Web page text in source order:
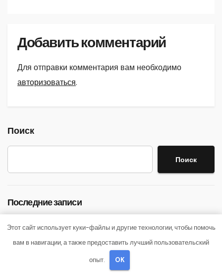
Добавить комментарий
Для отправки комментария вам необходимо
авторизоваться.
Поиск
Поиск
Последние записи
Детские инвалидные кресла-коляски с ручным
приводом
Запись в стоматологическую клинику
Этот сайт использует куки-файлы и другие технологии, чтобы помочь
вам в навигации, а также предоставить лучший пользовательский
опыт. OK